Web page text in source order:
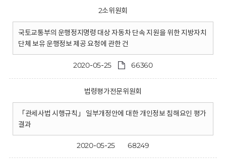
2소위원회
국토교통부의 운행정지명령 대상 자동차 단속 지원을 위한 지방자치
단체 보유 운행정보 제공 요청에 관한 건
2020-05-25 66360
법령평가전문위원회
「관세사법 시행규칙」 일부개정안에 대한 개인정보 침해요인 평가
결과
2020-05-25 68249